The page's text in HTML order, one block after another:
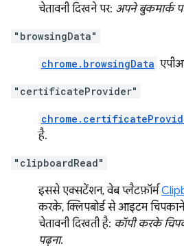
चेतावनी दिखने पर: अपने बुकमार्क
"browsingData"
chrome.browsingData
"certificateProvider"
है.
"clipboardRead"
इससे एक्सटेंशन, वेब प्लैटफ़ॉर्म
करके, क्लिपबोर्ड से आइटम
चेतावनी दिखती है: कॉपी करके
पढ़ना.